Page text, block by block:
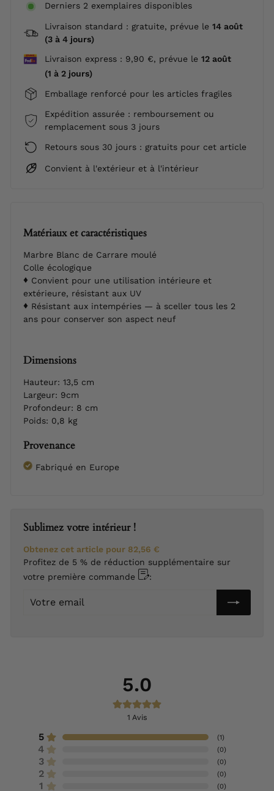
Derniers 2 exemplaires disponibles
Livraison standard : gratuite, prévue le 14 août
(3 à 4 jours)
Livraison express : 9,90 €, prévue le 12 août
(1 à 2 jours)
Emballage renforcé pour les articles fragiles
Expédition assurée : remboursement ou
remplacement sous 3 jours
Retours sous 30 jours : gratuits pour cet article
Convient à l'extérieur et à l'intérieur
Matériaux et caractéristiques
Marbre Blanc de Carrare moulé
Colle écologique
Convient pour une utilisation intérieure et
extérieure, résistant aux UV
Résistant aux intempéries — à sceller tous les 2
ans pour conserver son aspect neuf
Dimensions
Hauteur: 13,5 cm
Largeur: 9cm
Profondeur: 8 cm
Poids: 0,8 kg
Provenance
Fabriqué en Europe
Sublimez votre intérieur !
Obtenez cet article pour 82,56 €
Profitez de 5 % de réduction supplémentaire sur
votre première commande
:
Votre
5.0
1 Avis
5 (1)
4 (0)
3 (0)
2 (0)
1 (0)